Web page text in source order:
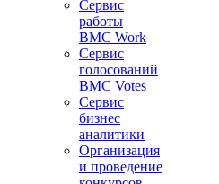
Сервис
работы
BMC Work
Сервис
голосований
BMC Votes
Сервис
бизнес
аналитики
Организация
и проведение